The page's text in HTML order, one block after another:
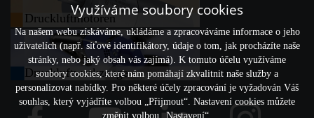
Druckluftmotoren
Druckluftwerkzeuge
Využíváme soubory cookies
Na našem webu získáváme, ukládáme a zpracováváme informace o jeho
uživatelích (např. síťové identifikátory, údaje o tom, jak procházíte naše
stránky, nebo jaký obsah vás zajímá). K tomuto účelu využíváme
soubory cookies, které nám pomáhají zkvalitnit naše služby a
personalizovat nabídky. Pro některé účely zpracování je vyžadován Váš
souhlas, který vyjádříte volbou „Přijmout“. Nastavení cookies můžete
změnit volbou „Nastavení“.